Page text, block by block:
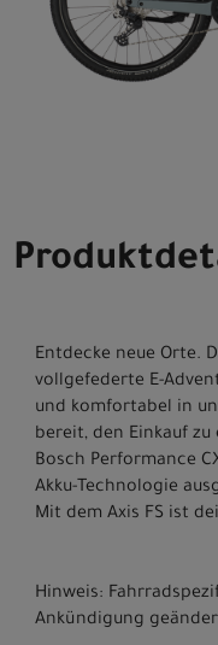
Entdecke neue Orte.
vollgefederte E-
und komfortabel in
bereit, den Einkauf
Bosch Performance
Akku-Technologie
Mit dem Axis FS ist
Hinweis:
Ankündigung